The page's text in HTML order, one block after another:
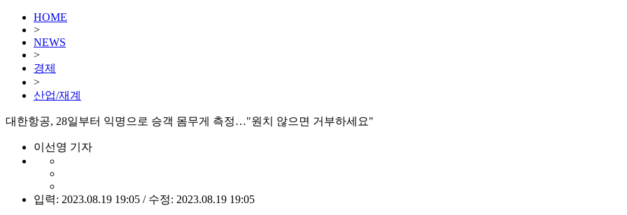
HOME
>
NEWS
>
경제
>
산업/재계
대한항공, 28일부터 익명으로 승객 몸무게 측정…"원치 않으면 거부하세요"
이선영 기자
입력: 2023.08.19 19:05 / 수정: 2023.08.19 19:05